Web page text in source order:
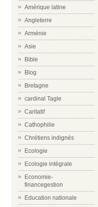
Amérique latine
Angleterre
Arménie
Asie
Bible
Blog
Bretagne
cardinal Tagle
Caritatif
Cathophilie
Chrétiens indignés
Ecologie
Ecologie intégrale
Economie-
financegestion
Education nationale